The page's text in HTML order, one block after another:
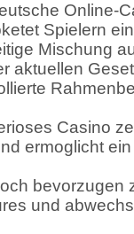
Online-
Spielern
Mischung
aktuellen
Casino
ermoglicht
bevorzugen
und